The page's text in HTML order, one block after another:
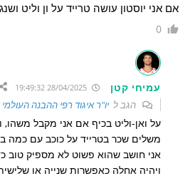
אם אני יוסטון עושה טרייד על ון וליט
0
עמיחי קטן
הגב ליו"ר איגוד רפי ההבנה העולמי
על ואן-וליט בכיף אם אני מקבל משהו,
משלים שכר בטרייד על כוכב עם כמה
אני חושב שהוא פשוט לא מספיק טוב
ויהיה אחלה כאפשרות שנייה או